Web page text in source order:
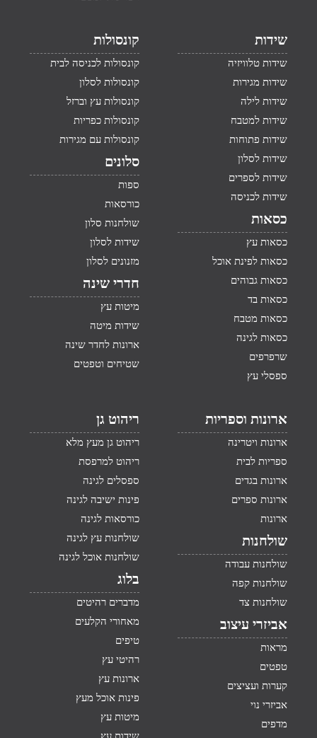
שידות
שידות טלוויזיה
שידות מגירות
שידות לילה
שידות למטבח
שידות פתוחות
שידות לסלון
שידות לספרים
שידות לכניסה
כסאות
כסאות עץ
כסאות לפינת אוכל
כסאות גבוהים
כסאות בד
כסאות מטבח
כסאות לגינה
שרפרפים
ספסלי עץ
קונסולות
קונסולות לכניסה לבית
קונסולות לסלון
קונסולות עץ וברזל
קונסולות כפריות
קונסולות עם מגירות
סלונים
ספות
כורסאות
שולחנות סלון
שידות לסלון
מזנונים לסלון
חדרי שינה
מיטות עץ
שידות מיטה
ארונות לחדר שינה
שטיחים וטפטים
ארונות וספריות
ארונות ויטרינה
ספריות לבית
ארונות בגדים
ארונות ספרים
ארונות
שולחנות
שולחנות עבודה
שולחנות קפה
שולחנות צד
אביזרי עיצוב
מראות
טפטים
קערות ועציצים
אביזרי נוי
מדפים
ריהוט גן
ריהוט גן מעץ מלא
ריהוט למרפסת
ספסלים לגינה
פינות ישיבה לגינה
כורסאות לגינה
שולחנות עץ לגינה
שולחנות אוכל לגינה
בלוג
מדברים רהיטים
מאחורי הקלעים
טיפים
רהיטי עץ
ארונות עץ
פינות אוכל מעץ
מיטות עץ